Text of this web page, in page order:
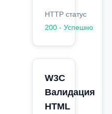
HTTP статус
200 - Успешно
W3C
Валидация
HTML